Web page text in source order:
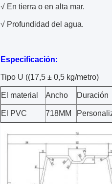
√ En tierra o en alta mar.
√ Profundidad del agua.
Especificación:
Tipo U ((17,5 ± 0,5 kg/metro)
El material Ancho Duración
El PVC 718MM